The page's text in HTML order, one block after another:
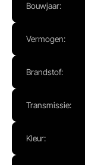
Ma - Vr:08.00 - 17.00
Za:
Gesloten
Bouwjaar:
Vermogen:
Brandstof:
Transmissie:
Kleur: